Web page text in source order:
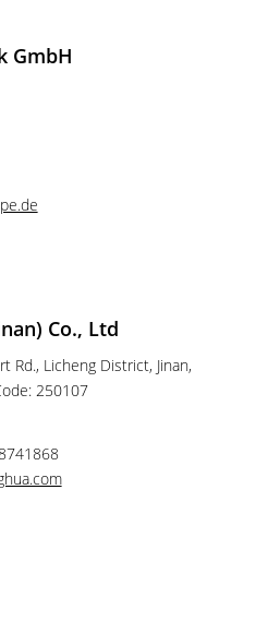
GmbH
Co., Ltd
Rd., Licheng District, Jinan,
250107